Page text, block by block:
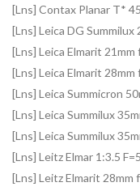
[Lns] Contax Planar T*
[Lns] Leica DG Summilux
[Lns] Leica Elmarit 21mm
[Lns] Leica Elmarit 28mm
[Lns] Leica Summicron
[Lns] Leica Summilux
[Lns] Leica Summilux
[Lns] Leitz Elmar 1:3.5
[Lns] Leitz Elmarit 28mm